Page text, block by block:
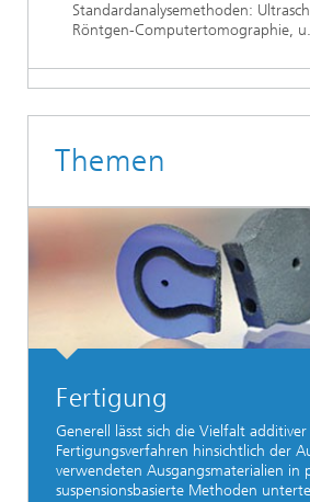
Standardanalysemethoden:
Röntgen-Computertomographie,
Themen
Fertigung
Generell lässt sich die Vielfalt additiver
Fertigungsverfahren hinsichtlich der
verwendeten Ausgangsmaterialien in
suspensionsbasierte Methoden